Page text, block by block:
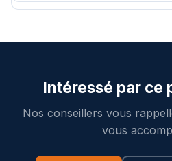
Intéressé par ce
Nos conseillers vous
vous